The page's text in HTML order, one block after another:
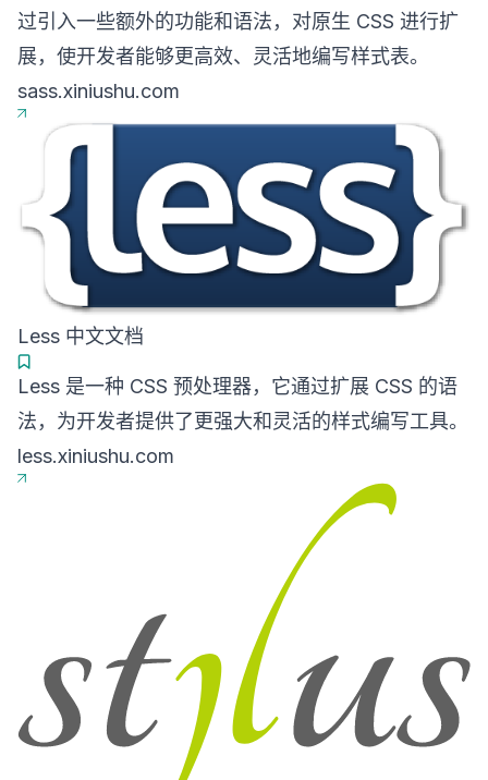
过引入一些额外的功能和语法，对原生 CSS 进行扩
展，使开发者能够更高效、灵活地编写样式表。
sass.xiniushu.com
Less 中文文档
Less 是一种 CSS 预处理器，它通过扩展 CSS 的语
法，为开发者提供了更强大和灵活的样式编写工具。
less.xiniushu.com